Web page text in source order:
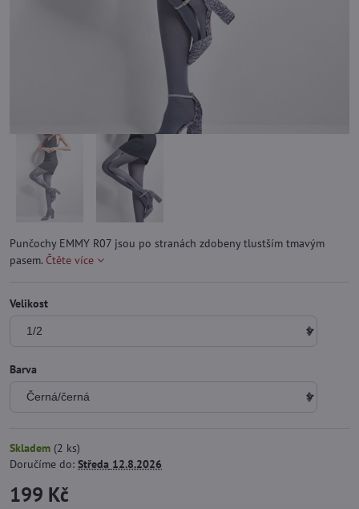
Punčochy EMMY R07 jsou po stranách zdobeny tlustším tmavým
pasem. Čtěte více
Velikost
Barva
Skladem (2 ks)
Doručíme do: Středa 12.8.2026
199 Kč